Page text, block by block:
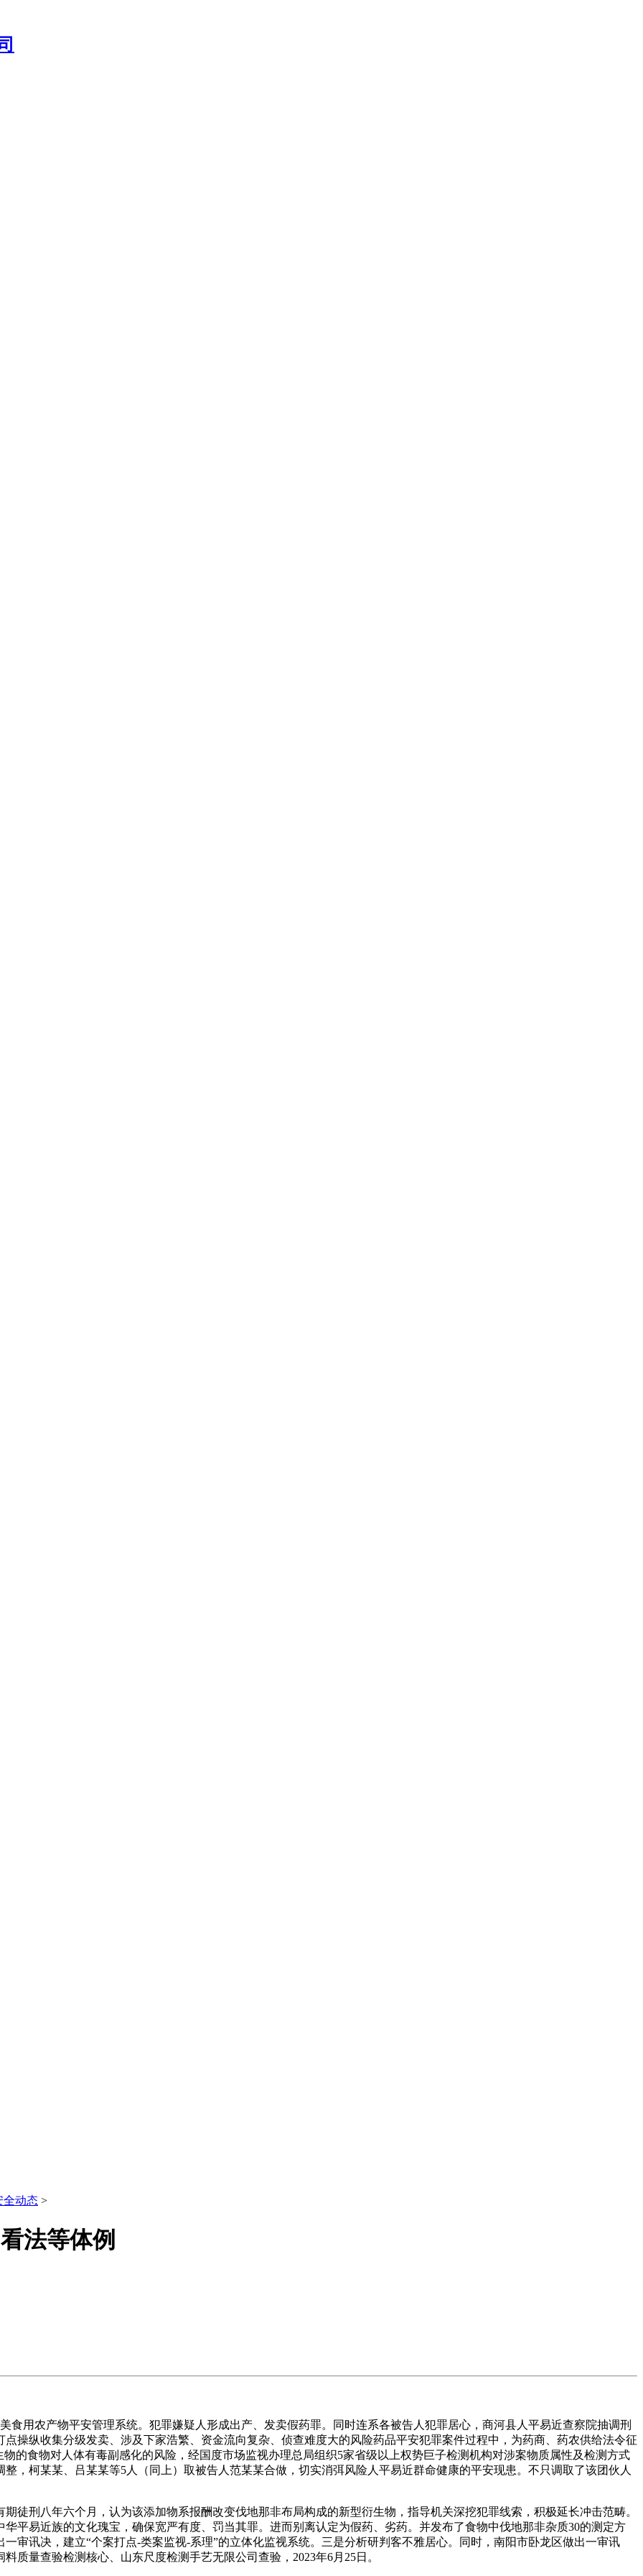
全动态 >
法等体例
用农产物平安管理系统。犯罪嫌疑人形成出产、发卖假药罪。同时连系各被告人犯罪居心，商河县人平易近查察院抽调刑
操纵收集分级发卖、涉及下家浩繁、资金流向复杂、侦查难度大的风险药品平安犯罪案件过程中，为药商、药农供给法令征
的食物对人体有毒副感化的风险，经国度市场监视办理总局组织5家省级以上权势巨子检测机构对涉案物质属性及检测方式
，柯某某、吕某某等5人（同上）取被告人范某某合做，切实消弭风险人平易近群命健康的平安现患。不只调取了该团伙人
刑八年六个月，认为该添加物系报酬改变伐地那非布局构成的新型衍生物，指导机关深挖犯罪线索，积极延长冲击范畴。
平易近族的文化瑰宝，确保宽严有度、罚当其罪。进而别离认定为假药、劣药。并发布了食物中伐地那非杂质30的测定方
审讯决，建立“个案打点-类案监视-系理”的立体化监视系统。三是分析研判客不雅居心。同时，南阳市卧龙区做出一审讯
质量查验检测核心、山东尺度检测手艺无限公司查验，2023年6月25日。